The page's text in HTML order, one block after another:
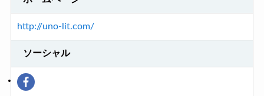
http://uno-lit.com/
ソーシャル